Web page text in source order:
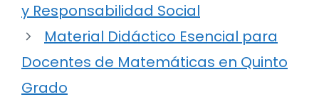
y Responsabilidad Social
Material Didáctico Esencial para
Docentes de Matemáticas en Quinto
Grado